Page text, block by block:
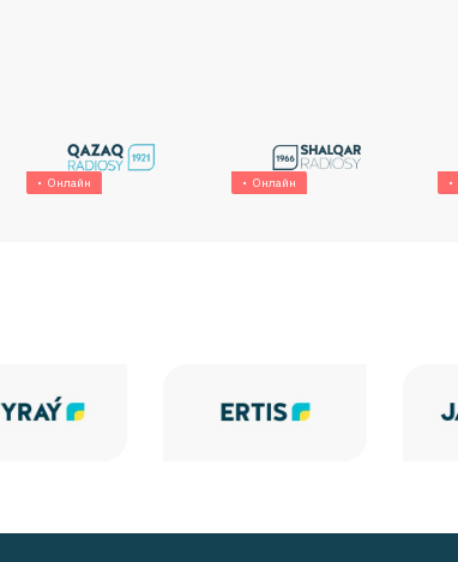
Онлайн Онлайн